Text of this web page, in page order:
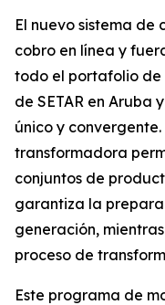
El nuevo sistema
cobro en línea y
todo el portafolio
de SETAR en Aruba
único y
transformadora
conjuntos de
garantiza la
generación,
proceso de
Este programa de